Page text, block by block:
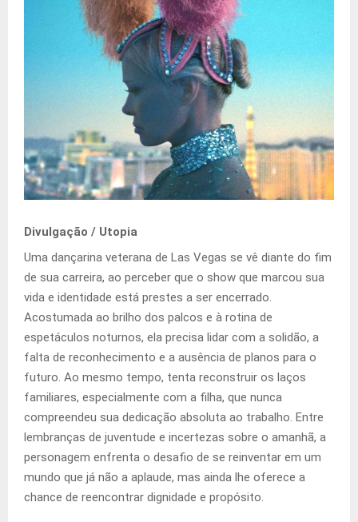
Divulgação / Utopia
Uma dançarina veterana de Las Vegas se vê diante do fim
de sua carreira, ao perceber que o show que marcou sua
vida e identidade está prestes a ser encerrado.
Acostumada ao brilho dos palcos e à rotina de
espetáculos noturnos, ela precisa lidar com a solidão, a
falta de reconhecimento e a ausência de planos para o
futuro. Ao mesmo tempo, tenta reconstruir os laços
familiares, especialmente com a filha, que nunca
compreendeu sua dedicação absoluta ao trabalho. Entre
lembranças de juventude e incertezas sobre o amanhã, a
personagem enfrenta o desafio de se reinventar em um
mundo que já não a aplaude, mas ainda lhe oferece a
chance de reencontrar dignidade e propósito.